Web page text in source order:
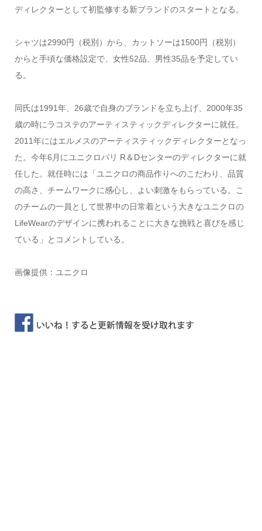
ディレクターとして初監修する新ブランドのスタートとなる。
シャツは2990円（税別）から、カットソーは1500円（税別）
からと手頃な価格設定で、女性52品、男性35品を予定してい
る。
同氏は1991年、26歳で自身のブランドを立ち上げ、2000年35
歳の時にラコステのアーティスティックディレクターに就任。
2011年にはエルメスのアーティスティックディレクターとなっ
た。今年6月にユニクロパリ R＆Dセンターのディレクターに就
任した。就任時には「ユニクロの商品作りへのこだわり、品質
の高さ、チームワークに感心し、よい刺激をもらっている。こ
のチームの一員として世界中の日常着という大きなユニクロの
LifeWearのデザインに携われることに大きな挑戦と喜びを感じ
ている」とコメントしている。
画像提供：ユニクロ